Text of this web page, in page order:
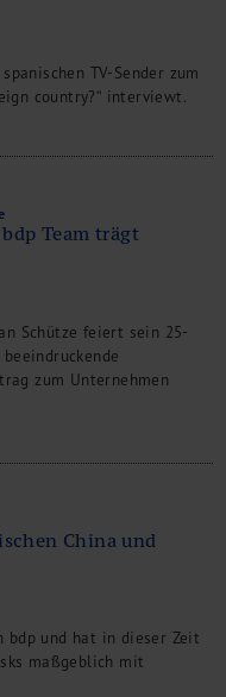
TV-Sender zum
country?“ interviewt.
Team trägt
Schütze feiert sein 25-
zum Unternehmen
China und
bdp und hat in dieser Zeit
maßgeblich mit